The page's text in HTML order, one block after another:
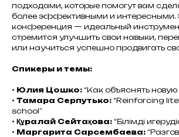
подходами, которые помогут вам
более эффективными и интересными.
конференция — идеальный
стремится улучшить свои навыки,
или научиться успешно продвигать
Спикеры и темы:
• Юлия Цошко: “Как объяснять новую
• Тамара Серпутько: “Reinforcing
school”
• Құралай Сейтақова: “Білімді
• Маргарита Сарсембаева: